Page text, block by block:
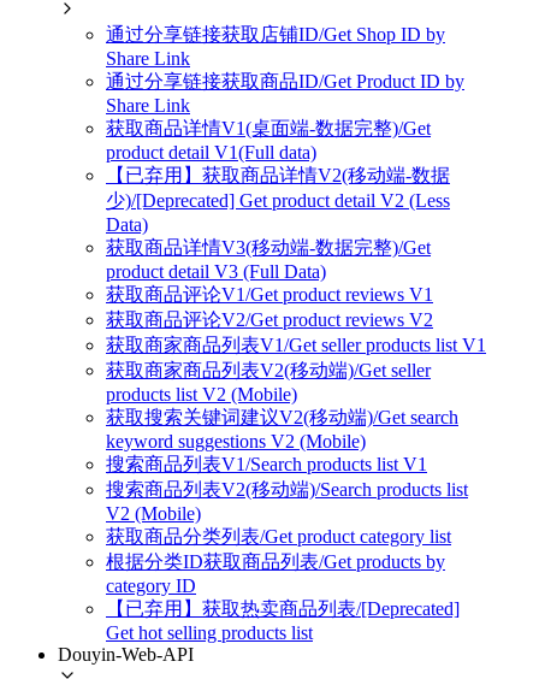
通过分享链接获取店铺ID/Get Shop ID by
Share Link
通过分享链接获取商品ID/Get Product ID by
Share Link
获取商品详情V1(桌面端-数据完整)/Get
product detail V1(Full data)
【已弃用】获取商品详情V2(移动端-数据
少)/[Deprecated] Get product detail V2 (Less
Data)
获取商品详情V3(移动端-数据完整)/Get
product detail V3 (Full Data)
获取商品评论V1/Get product reviews V1
获取商品评论V2/Get product reviews V2
获取商家商品列表V1/Get seller products list V1
获取商家商品列表V2(移动端)/Get seller
products list V2 (Mobile)
获取搜索关键词建议V2(移动端)/Get search
keyword suggestions V2 (Mobile)
搜索商品列表V1/Search products list V1
搜索商品列表V2(移动端)/Search products list
V2 (Mobile)
获取商品分类列表/Get product category list
根据分类ID获取商品列表/Get products by
category ID
【已弃用】获取热卖商品列表/[Deprecated]
Get hot selling products list
Douyin-Web-API